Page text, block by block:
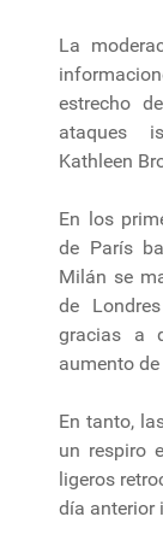
La
estrecho
ataques
Kathleen
En los
de París
Milán se
de
gracias a
aumento
En tanto,
un respiro
ligeros
día anterior